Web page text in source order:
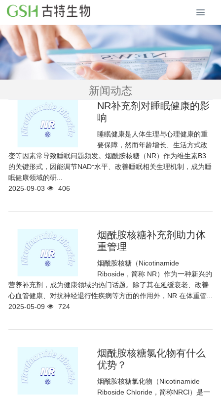
新闻动态
NR补充剂对睡眠健康的影
响
睡眠健康是人体生理与心理健康的重
要保障，然而年龄增长、生活方式改
变等因素常导致睡眠问题频发。烟酰胺核糖（NR）作为维生素B3
的关键形式，因能调节NAD⁺水平、改善睡眠相关生理机制，成为睡
眠健康领域的研...
2025-09-03
406
烟酰胺核糖补充剂助力体
重管理
烟酰胺核糖（Nicotinamide
Riboside，简称 NR）作为一种新兴的
营养补充剂，成为健康领域的热门话题。除了其在延缓衰老、改善
心血管健康、对抗神经退行性疾病等方面的作用外，NR 在体重管...
2025-05-09
724
烟酰胺核糖氯化物有什么
优势？
烟酰胺核糖氯化物（Nicotinamide
Riboside Chloride，简称NRCl）是一